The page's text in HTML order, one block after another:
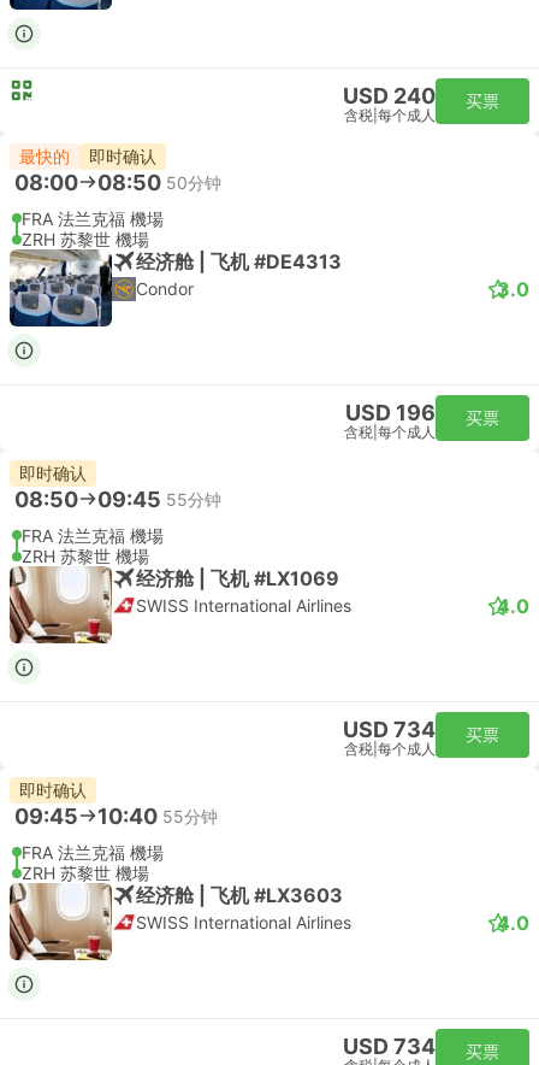
USD 240
含税 每个成人
买票
最快的 即时确认
08:00 08:50 50分钟
FRA 法兰克福 機場
ZRH 苏黎世 機場
经济舱 | 飞机 #DE4313
Condor 3.0
USD 196
含税 每个成人
买票
即时确认
08:50 09:45 55分钟
FRA 法兰克福 機場
ZRH 苏黎世 機場
经济舱 | 飞机 #LX1069
SWISS International Airlines 4.0
USD 734
含税 每个成人
买票
即时确认
09:45 10:40 55分钟
FRA 法兰克福 機場
ZRH 苏黎世 機場
经济舱 | 飞机 #LX3603
SWISS International Airlines 4.0
USD 734 买票